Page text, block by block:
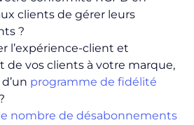
clients de gérer leurs
?
l’expérience-client et
de vos clients à votre marque,
programme de fidélité
le nombre de désabonnements